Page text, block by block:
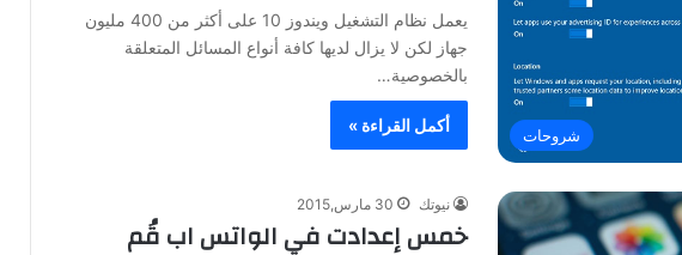
شروحات
يعمل نظام التشغيل ويندوز 10 على أكثر من 400 مليون
جهاز لكن لا يزال لديها كافة أنواع المسائل المتعلقة
بالخصوصية…
أكمل القراءة »
نيوتك 30 مارس,2015
خمس إعدادت في الواتس اب قُم